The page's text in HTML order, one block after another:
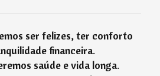
ser felizes, ter conforto
financeira.
saúde e vida longa.